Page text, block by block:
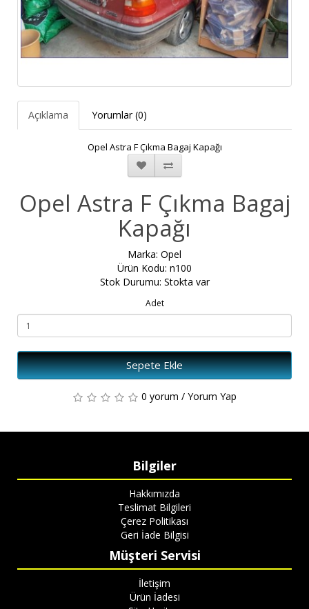
Açıklama Yorumlar (0)
Opel Astra F Çıkma Bagaj Kapağı
Opel Astra F Çıkma Bagaj
Kapağı
Marka: Opel
Ürün Kodu: n100
Stok Durumu: Stokta var
Adet
Sepete Ekle
0 yorum / Yorum Yap
Bilgiler
Hakkımızda
Teslimat Bilgileri
Çerez Politikası
Geri İade Bilgisi
Müşteri Servisi
İletişim
Ürün İadesi